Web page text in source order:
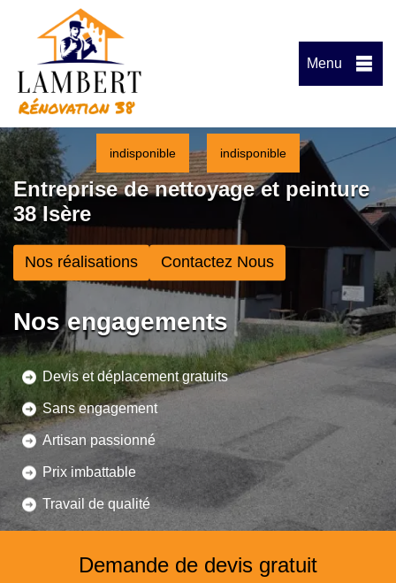
Menu
indisponible indisponible
Entreprise de nettoyage et peinture
38 Isère
Nos réalisations Contactez Nous
Nos engagements
Devis et déplacement gratuits
Sans engagement
Artisan passionné
Prix imbattable
Travail de qualité
Demande de devis gratuit